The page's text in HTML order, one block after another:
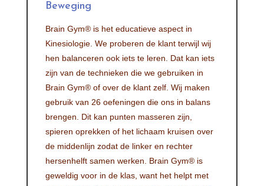
Beweging
Brain Gym® is het educatieve aspect in
Kinesiologie. We proberen de klant terwijl wij
hen balanceren ook iets te leren. Dat kan iets
zijn van de technieken die we gebruiken in
Brain Gym® of over de klant zelf. Wij maken
gebruik van 26 oefeningen die ons in balans
brengen. Dit kan punten masseren zijn,
spieren oprekken of het lichaam kruisen over
de middenlijn zodat de linker en rechter
hersenhelft samen werken. Brain Gym® is
geweldig voor in de klas, want het helpt met